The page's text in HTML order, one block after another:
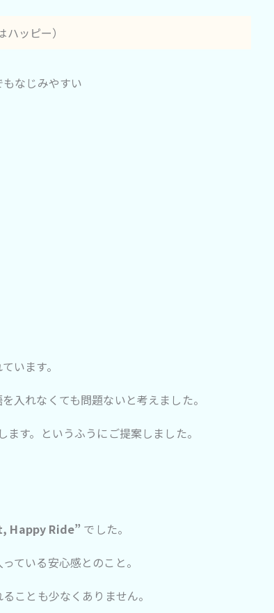
ッピー）
なじみやすい
います。
入れなくても問題ないと考えました。
す。というふうにご提案しました。
Happy Ride” でした。
ている安心感とのこと。
ことも少なくありません。